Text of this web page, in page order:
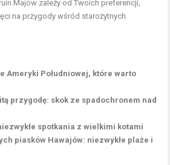
Majów zależy od Twoich preferencji,
na przygody wśród starożytnych
Ameryki Południowej, które warto
przygodę: skok ze spadochronem nad
spotkania z wielkimi kotami
piasków Hawajów: niezwykłe plaże i